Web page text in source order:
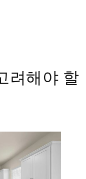
려해야 할